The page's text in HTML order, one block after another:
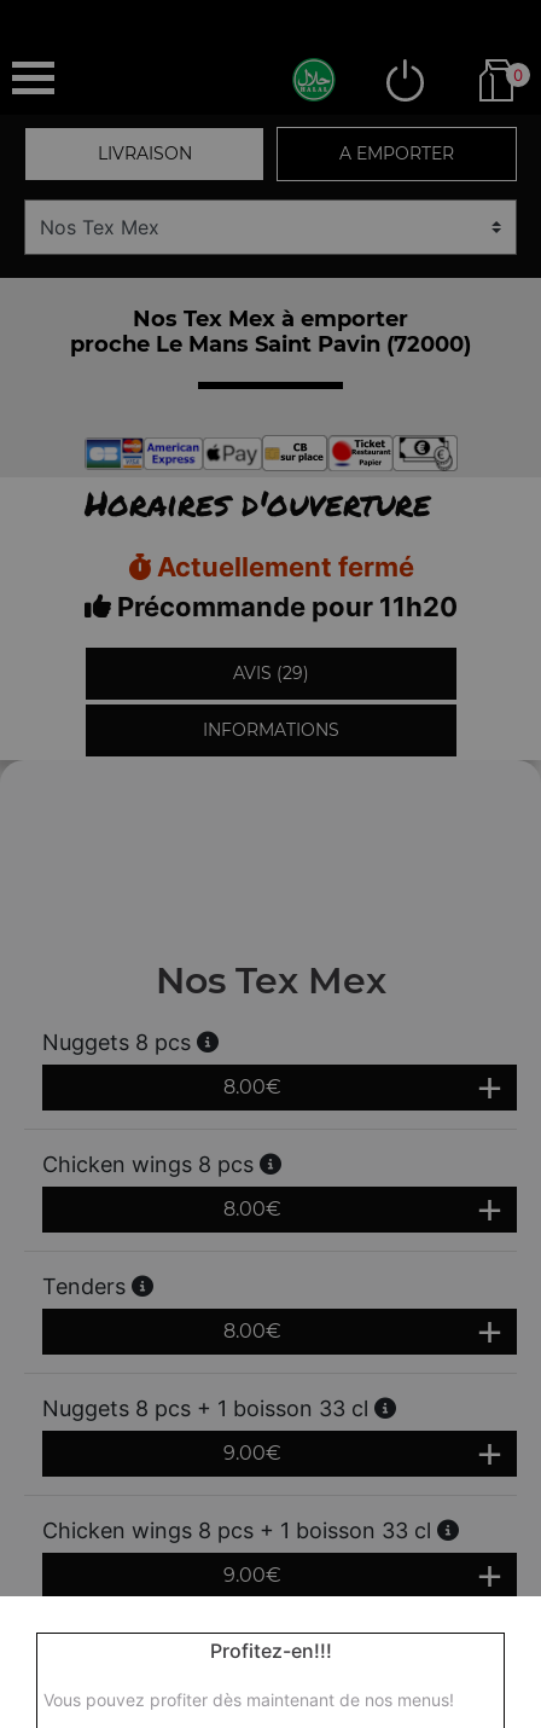
0
LIVRAISON A EMPORTER
Nos Tex Mex à emporter
proche Le Mans Saint Pavin (72000)
Horaires d'ouverture
Actuellement fermé
Précommande pour 11h20
AVIS (29)
INFORMATIONS
Nos Tex Mex
Nuggets 8 pcs
8.00€
Chicken wings 8 pcs
8.00€
Tenders
8.00€
Nuggets 8 pcs + 1 boisson 33 cl
9.00€
Chicken wings 8 pcs + 1 boisson 33 cl
9.00€
Tenders + 1 boisson 33 cl
9.00€
Profitez-en!!!
Vous pouvez profiter dès maintenant de nos menus!